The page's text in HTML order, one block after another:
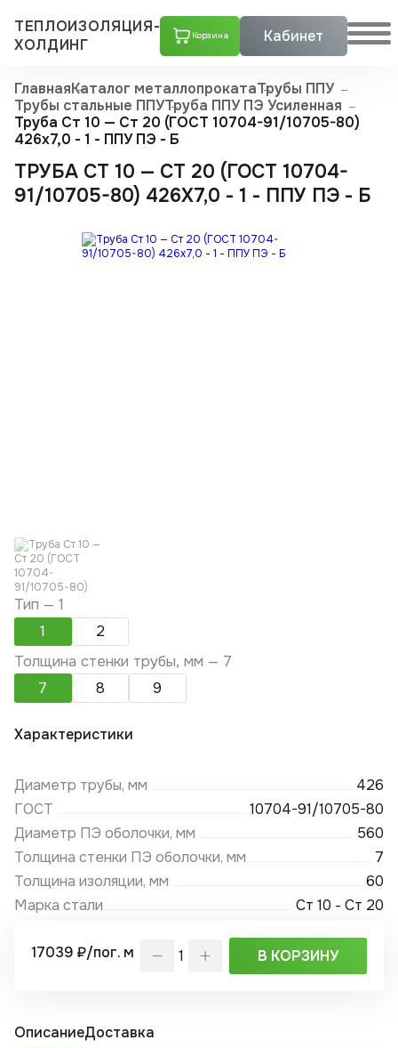
ТЕПЛОИЗОЛЯЦИЯ-
ХОЛДИНГ
Корзина Кабинет
ГлавнаяКаталог металлопрокатаТрубы ППУ
Трубы стальные ППУТруба ППУ ПЭ Усиленная
Труба Ст 10 — Ст 20 (ГОСТ 10704-91/10705-80)
426x7,0 - 1 - ППУ ПЭ - Б
ТРУБА СТ 10 — СТ 20 (ГОСТ 10704-
91/10705-80) 426X7,0 - 1 - ППУ ПЭ - Б
Тип —1
1
2
Толщина стенки трубы, мм — 7
7
8 9
Характеристики
Диаметр трубы, мм
426
ГОСТ
10704-91/10705-80
Диаметр ПЭ оболочки, мм
560
Толщина стенки ПЭ оболочки, мм
7
Толщина изоляции, мм
60
Марка стали
Ст 10 - Ст 20
17039 ₽/пог. м В КОРЗИНУ
ОписаниеДоставка